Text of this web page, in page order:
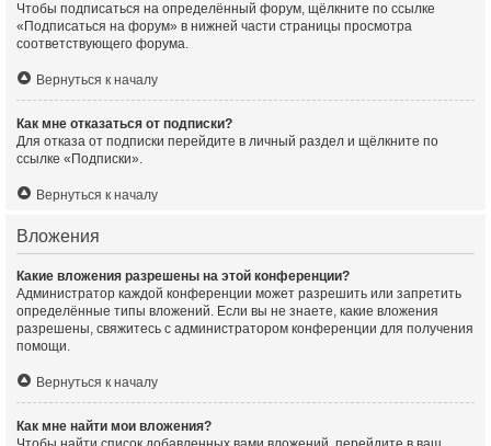
Чтобы подписаться на определённый форум, щёлкните по ссылке
«Подписаться на форум» в нижней части страницы просмотра
соответствующего форума.
Вернуться к началу
Как мне отказаться от подписки?
Для отказа от подписки перейдите в личный раздел и щёлкните по
ссылке «Подписки».
Вернуться к началу
Вложения
Какие вложения разрешены на этой конференции?
Администратор каждой конференции может разрешить или запретить
определённые типы вложений. Если вы не знаете, какие вложения
разрешены, свяжитесь с администратором конференции для получения
помощи.
Вернуться к началу
Как мне найти мои вложения?